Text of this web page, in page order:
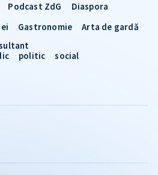
Podcast ZdG
Diaspora
Gastronomie
Arta de gardă
politic social